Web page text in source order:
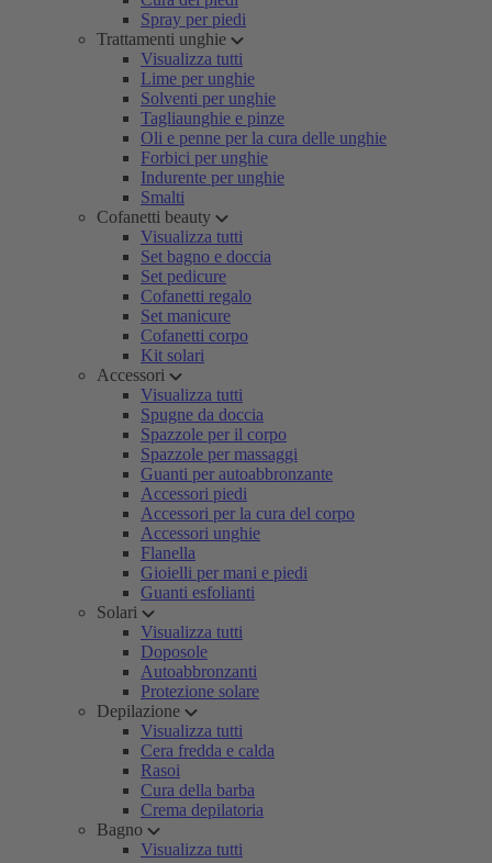
Spray per piedi
Trattamenti unghie
Visualizza tutti
Lime per unghie
Solventi per unghie
Tagliaunghie e pinze
Oli e penne per la cura delle unghie
Forbici per unghie
Indurente per unghie
Smalti
Cofanetti beauty
Visualizza tutti
Set bagno e doccia
Set pedicure
Cofanetti regalo
Set manicure
Cofanetti corpo
Kit solari
Accessori
Visualizza tutti
Spugne da doccia
Spazzole per il corpo
Spazzole per massaggi
Guanti per autoabbronzante
Accessori piedi
Accessori per la cura del corpo
Accessori unghie
Flanella
Gioielli per mani e piedi
Guanti esfolianti
Solari
Visualizza tutti
Doposole
Autoabbronzanti
Protezione solare
Depilazione
Visualizza tutti
Cera fredda e calda
Rasoi
Cura della barba
Crema depilatoria
Bagno
Visualizza tutti